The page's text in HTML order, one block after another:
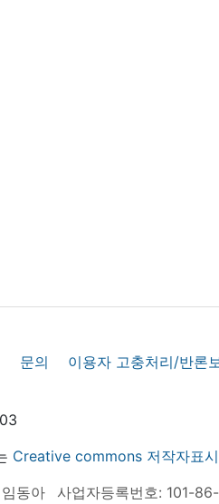
문의 이용자 고충처리/반론
Creative commons 저작자표
동아 사업자등록번호: 101-